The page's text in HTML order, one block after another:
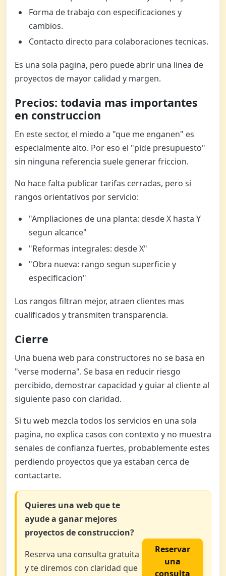
Forma de trabajo con especificaciones y
cambios.
Contacto directo para colaboraciones tecnicas.
Es una sola pagina, pero puede abrir una linea de
proyectos de mayor calidad y margen.
Precios: todavia mas importantes
en construccion
En este sector, el miedo a "que me enganen" es
especialmente alto. Por eso el "pide presupuesto"
sin ninguna referencia suele generar friccion.
No hace falta publicar tarifas cerradas, pero si
rangos orientativos por servicio:
"Ampliaciones de una planta: desde X hasta Y
segun alcance"
"Reformas integrales: desde X"
"Obra nueva: rango segun superficie y
especificacion"
Los rangos filtran mejor, atraen clientes mas
cualificados y transmiten transparencia.
Cierre
Una buena web para constructores no se basa en
"verse moderna". Se basa en reducir riesgo
percibido, demostrar capacidad y guiar al cliente al
siguiente paso con claridad.
Si tu web mezcla todos los servicios en una sola
pagina, no explica casos con contexto y no muestra
senales de confianza fuertes, probablemente estes
perdiendo proyectos que ya estaban cerca de
contactarte.
Quieres una web que te
ayude a ganar mejores
proyectos de construccion?
Reserva una consulta gratuita
y te diremos con claridad que
Reservar
una
consulta